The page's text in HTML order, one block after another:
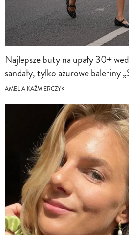
Najlepsze buty na upały 30+
sandały, tylko ażurowe baleriny
AMELIA KAŹMIERCZYK